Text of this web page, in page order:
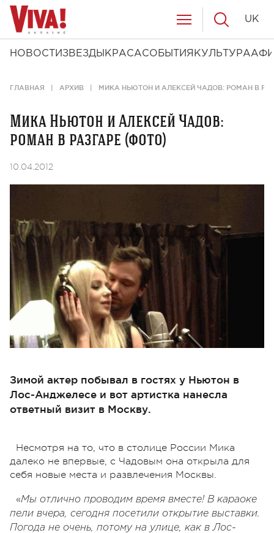
НОВОСТИ ЗВЕЗДЫ КРАСАСОБЫТИЯ КУЛЬТУРА
UK
ГЛАВНАЯ АРХИВ МИКА НЬЮТОН И АЛЕКСЕЙ ЧАДОВ: РОМАН В
Мика Ньютон и Алексей Чадов:
роман в разгаре (фото)
10.04.2012
Зимой актер побывал в гостях у Ньютон в
Лос-Анджелесе и вот артистка нанесла
ответный визит в Москву.
Несмотря на то, что в столице России Мика
далеко не впервые, с Чадовым она открыла для
себя новые места и развлечения Москвы.
«Мы отлично проводим время вместе! В караоке
пели вчера, сегодня посетили открытие выставки.
Погода не очень, потому на улице, как в Лос-